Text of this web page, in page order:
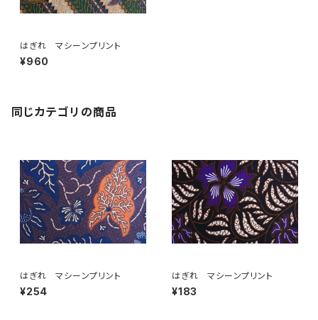
はぎれ マシーンプリント
¥960
同じカテゴリの商品
はぎれ マシーンプリント
¥254
はぎれ マシーンプリント
¥183